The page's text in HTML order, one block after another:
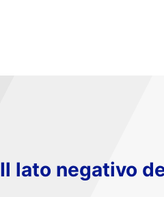
Il lato negativo